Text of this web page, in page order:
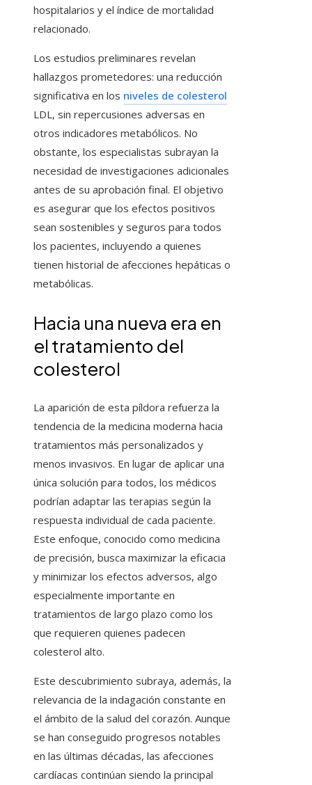
hospitalarios y el índice de mortalidad
relacionado.
Los estudios preliminares revelan
hallazgos prometedores: una reducción
significativa en los niveles de colesterol
LDL, sin repercusiones adversas en
otros indicadores metabólicos. No
obstante, los especialistas subrayan la
necesidad de investigaciones adicionales
antes de su aprobación final. El objetivo
es asegurar que los efectos positivos
sean sostenibles y seguros para todos
los pacientes, incluyendo a quienes
tienen historial de afecciones hepáticas o
metabólicas.
Hacia una nueva era en
el tratamiento del
colesterol
La aparición de esta píldora refuerza la
tendencia de la medicina moderna hacia
tratamientos más personalizados y
menos invasivos. En lugar de aplicar una
única solución para todos, los médicos
podrían adaptar las terapias según la
respuesta individual de cada paciente.
Este enfoque, conocido como medicina
de precisión, busca maximizar la eficacia
y minimizar los efectos adversos, algo
especialmente importante en
tratamientos de largo plazo como los
que requieren quienes padecen
colesterol alto.
Este descubrimiento subraya, además, la
relevancia de la indagación constante en
el ámbito de la salud del corazón. Aunque
se han conseguido progresos notables
en las últimas décadas, las afecciones
cardíacas continúan siendo la principal